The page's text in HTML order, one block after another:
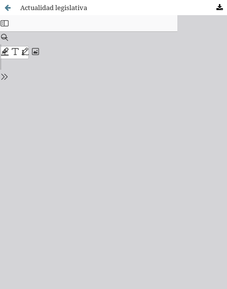
Actualidad legislativa